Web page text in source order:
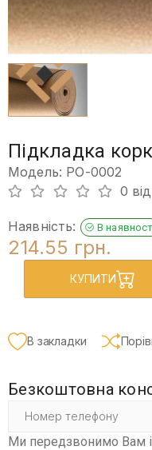
Підкладка
Модель: PO-0002
0
Наявність: В
214.55 грн.
КУПИТИ
В закладки
Безкоштовна
Ми передзвонимо Вам і